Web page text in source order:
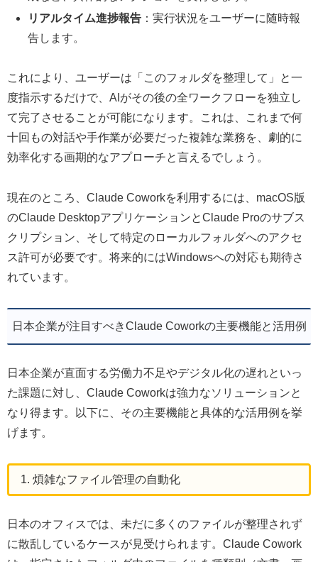
リアルタイム進捗報告 ：実行状況をユーザーに随時報
告します。
これにより、ユーザーは「このフォルダを整理して」と一
度指示するだけで、AIがその後の全ワークフローを独立し
て完了させることが可能になります。これは、これまで何
十回もの対話や手作業が必要だった複雑な業務を、劇的に
効率化する画期的なアプローチと言えるでしょう。
現在のところ、Claude Coworkを利用するには、macOS版
のClaude DesktopアプリケーションとClaude Proのサブス
クリプション、そして特定のローカルフォルダへのアクセ
ス許可が必要です。将来的にはWindowsへの対応も期待さ
れています。
日本企業が注目すべきClaude Coworkの主要機能と活用例
日本企業が直面する労働力不足やデジタル化の遅れといっ
た課題に対し、Claude Coworkは強力なソリューションと
なり得ます。以下に、その主要機能と具体的な活用例を挙
げます。
1. 煩雑なファイル管理の自動化
日本のオフィスでは、未だに多くのファイルが整理されず
に散乱しているケースが見受けられます。Claude Cowork